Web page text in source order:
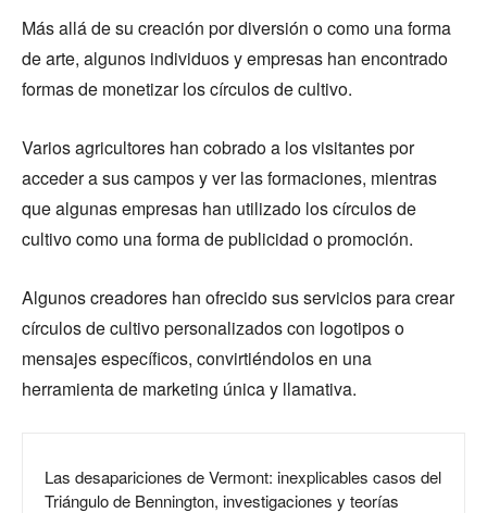
Más allá de su creación por diversión o como una forma
de arte, algunos individuos y empresas han encontrado
formas de monetizar los círculos de cultivo.
Varios agricultores han cobrado a los visitantes por
acceder a sus campos y ver las formaciones, mientras
que algunas empresas han utilizado los círculos de
cultivo como una forma de publicidad o promoción.
Algunos creadores han ofrecido sus servicios para crear
círculos de cultivo personalizados con logotipos o
mensajes específicos, convirtiéndolos en una
herramienta de marketing única y llamativa.
Las desapariciones de Vermont: inexplicables casos del
Triángulo de Bennington, investigaciones y teorías